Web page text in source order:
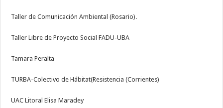
Taller de Comunicación Ambiental (Rosario).
Taller Libre de Proyecto Social FADU-UBA
Tamara Peralta
TURBA-Colectivo de Hábitat(Resistencia (Corrientes)
UAC Litoral Elisa Maradey